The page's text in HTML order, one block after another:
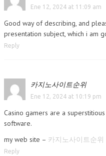
Ene 12, 2024 at 11:09 am
Good way of describing, and
presentation subject, which i am
Reply
카지노사이트순위
Ene 12, 2024 at 10:19 pm
Casino gamers are a
software.
my web site – 카지노사이트순위
Reply